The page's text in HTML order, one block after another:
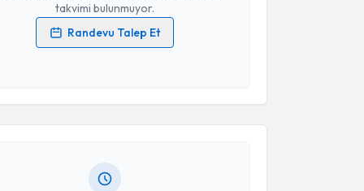
takvimi bulunmuyor.
Randevu Talep Et
verilerimin işlenmesine ilişkinAydınlatma Metni